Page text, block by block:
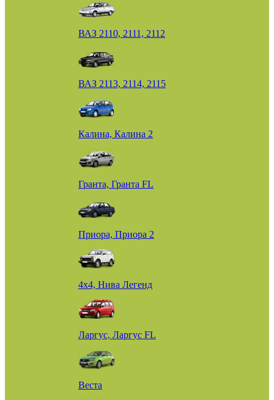
ВАЗ 2110, 2111, 2112
ВАЗ 2113, 2114, 2115
Калина, Калина 2
Гранта, Гранта FL
Приора, Приора 2
4х4, Нива Легенд
Ларгус, Ларгус FL
Веста